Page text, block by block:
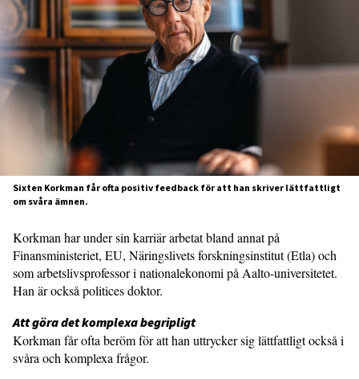
Sixten Korkman får ofta positiv feedback för att han skriver lättfattligt
om svåra ämnen.
Korkman har under sin karriär arbetat bland annat på
Finansministeriet, EU, Näringslivets forskningsinstitut (Etla) och
som arbetslivsprofessor i nationalekonomi på Aalto-universitetet.
Han är också politices doktor.
Att göra det komplexa begripligt
Korkman får ofta beröm för att han uttrycker sig lättfattligt också i
svåra och komplexa frågor.